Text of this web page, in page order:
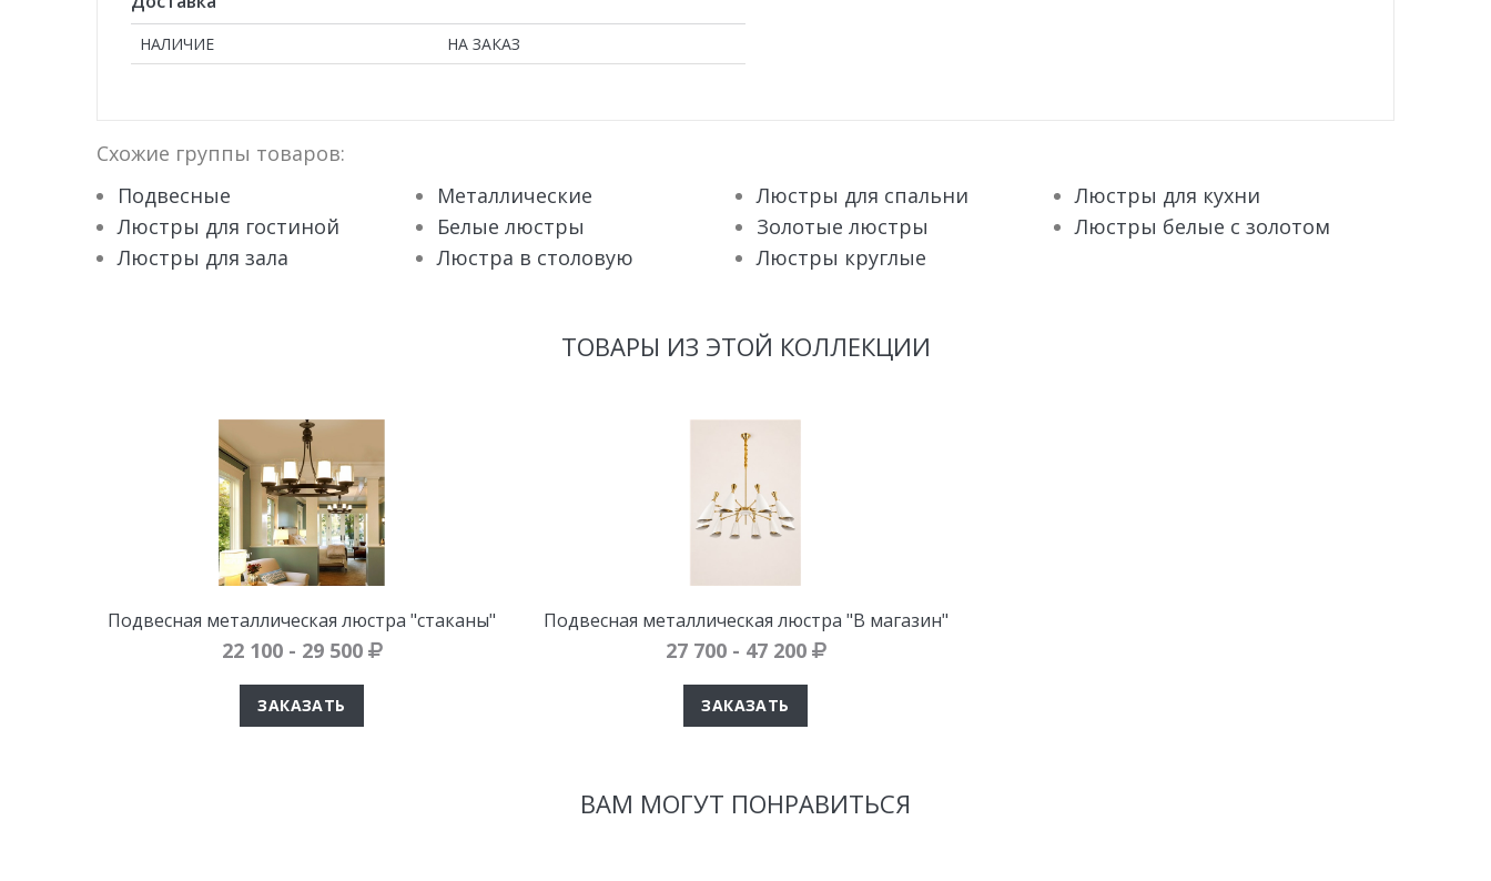
НАЛИЧИЕ НА ЗАКАЗ
Схожие группы товаров:
Подвесные
Металлические Люстры для спальни
Люстры для кухни
Люстры для гостиной
Белые люстры Золотые люстры
Люстры белые с золотом
Люстры для зала
Люстра в столовую Люстры круглые
ТОВАРЫ ИЗ ЭТОЙ КОЛЛЕКЦИИ
Подвесная металлическая люстра "стаканы"
22 100 - 29 500
ЗАКАЗАТЬ
Подвесная металлическая люстра "В магазин"
27 700 - 47 200
ЗАКАЗАТЬ
ВАМ МОГУТ ПОНРАВИТЬСЯ